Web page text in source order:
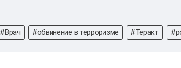
#Врач #обвинение в терроризме #Теракт